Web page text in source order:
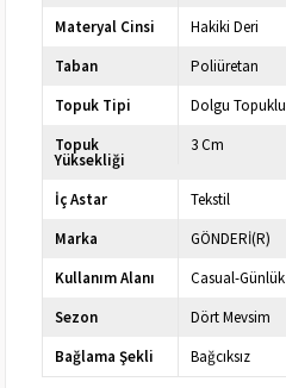
Materyal Cinsi
Hakiki Deri
Taban
Poliüretan
Topuk Tipi
Dolgu Topuklu
Topuk
Yüksekliği
3 Cm
İç Astar
Tekstil
Marka
GÖNDERİ(R)
Kullanım Alanı
Casual-Günlük
Sezon
Dört Mevsim
Bağlama Şekli
Bağcıksız